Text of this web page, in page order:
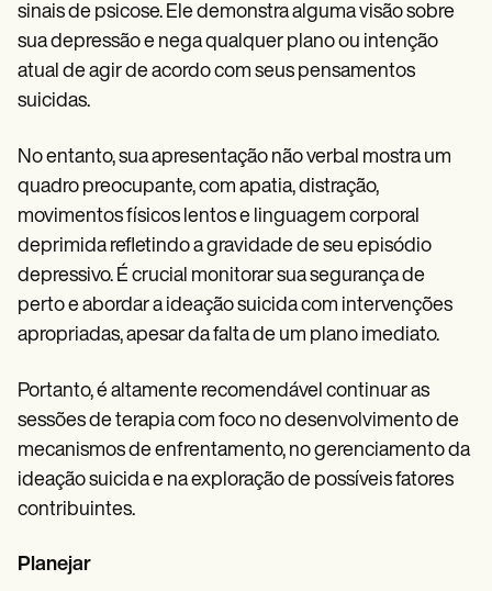
sinais de psicose. Ele demonstra alguma visão sobre
sua depressão e nega qualquer plano ou intenção
atual de agir de acordo com seus pensamentos
suicidas.
No entanto, sua apresentação não verbal mostra um
quadro preocupante, com apatia, distração,
movimentos físicos lentos e linguagem corporal
deprimida refletindo a gravidade de seu episódio
depressivo. É crucial monitorar sua segurança de
perto e abordar a ideação suicida com intervenções
apropriadas, apesar da falta de um plano imediato.
Portanto, é altamente recomendável continuar as
sessões de terapia com foco no desenvolvimento de
mecanismos de enfrentamento, no gerenciamento da
ideação suicida e na exploração de possíveis fatores
contribuintes.
Planejar